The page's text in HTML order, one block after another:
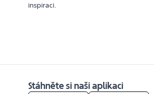
inspiraci.
Stáhněte si naši aplikaci